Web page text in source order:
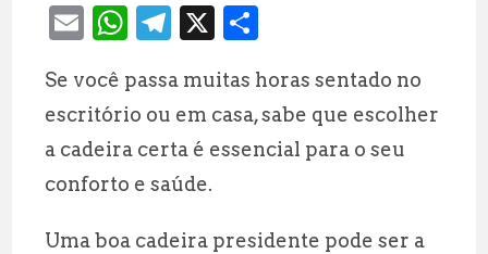
E
ai
l
W
at
s
A
p
p
T
e
g
r
a
m
X
a
r
e
Se você passa muitas horas sentado no
escritório ou em casa, sabe que escolher
a cadeira certa é essencial para o seu
conforto e saúde.
Uma boa cadeira presidente pode ser a